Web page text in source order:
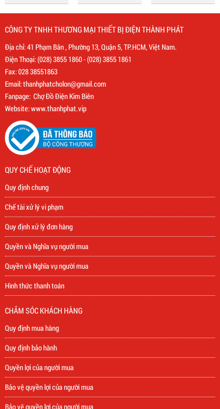
CÔNG TY TNHH THƯƠNG MẠI THIẾT BỊ ĐIỆN THÀNH PHÁT
Địa chỉ: 41 Phạm Bân , Phường 13, Quận 5, TP.HCM, Việt Nam.
Điện Thoại:(028) 3855 1860-(028) 3855 1861
Fax: 028 38551863
Email:thanhphatcholon@gmail.com
Fanpage: Chợ Đồ Điện Kim Biên
Website: www.thanhphat.vip
QUY CHẾ HOẠT ĐỘNG
Quy định chung
Chế tài xử lý vi phạm
Quy định xử lý đơn hàng
Quyền và Nghĩa vụ người mua
Quyền và Nghĩa vụ người mua
Hình thức thanh toán
CHẮM SÓC KHÁCH HÀNG
Quy định mua hàng
Quy định bảo hành
Quyền lợi của người mua
Bảo vệ quyền lợi của người mua
Bảo vệ quyền lợi của người mua